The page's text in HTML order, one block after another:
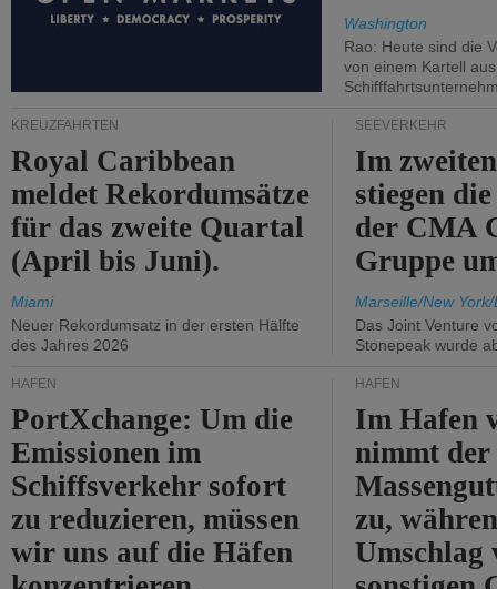
Washington
Rao: Heute sind die
von einem Kartell
KREUZFAHRTEN
Royal Caribbean
meldet Rekordumsätze
für das zweite Quartal
(April bis Juni).
Miami
Neuer Rekordumsatz in der ersten Hälfte
des Jahres 2026
SEEVERKEHR
Im
stiegen
der CMA
Gruppe
Marseille/New
Das Joint Venture
Stonepeak wurde
HÄFEN
PortXchange: Um die
Emissionen im
Schiffsverkehr sofort
zu reduzieren, müssen
wir uns auf die Häfen
HÄFEN
Im Hafen
nimmt der
zu,
Umschlag